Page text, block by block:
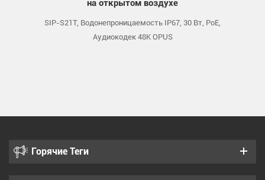
SIP-S22, Водонепроницаемость IP67, 15 Вт, PoE,
Аудиокодек 48K OPUS
Горячие Теги